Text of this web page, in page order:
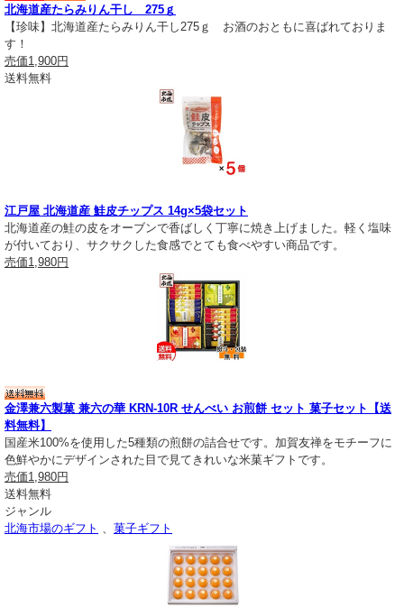
北海道産たらみりん干し 275ｇ
【珍味】北海道産たらみりん干し275ｇ お酒のおともに喜ばれておりま
す！
売価1,900円
送料無料
江戸屋 北海道産 鮭皮チップス 14g×5袋セット
北海道産の鮭の皮をオーブンで香ばしく丁寧に焼き上げました。軽く塩味
が付いており、サクサクした食感でとても食べやすい商品です。
売価1,980円
金澤兼六製菓 兼六の華 KRN-10R せんべい お煎餅 セット 菓子セット【送
料無料】
国産米100%を使用した5種類の煎餅の詰合せです。加賀友禅をモチーフに
色鮮やかにデザインされた目で見てきれいな米菓ギフトです。
売価1,980円
送料無料
ジャンル
北海市場のギフト
菓子ギフト